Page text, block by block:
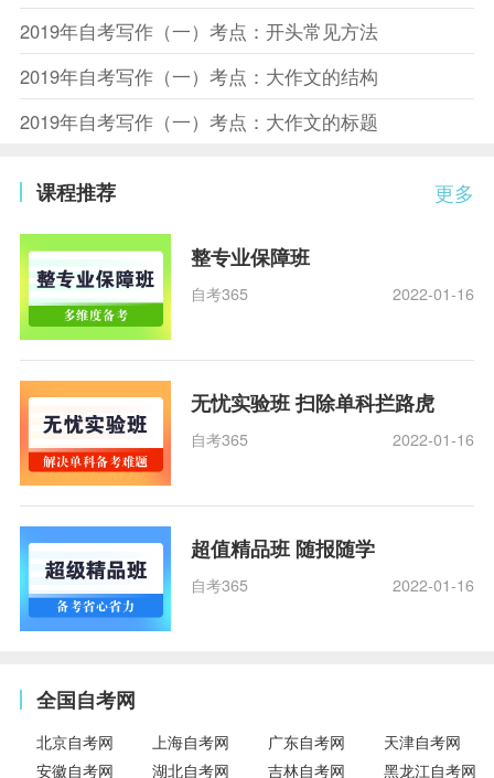
2019年自考写作（一）考点：开头常见方法
2019年自考写作（一）考点：大作文的结构
2019年自考写作（一）考点：大作文的标题
更多
课程推荐
整专业保障班
自考365 2022-01-16
无忧实验班 扫除单科拦路虎
自考365 2022-01-16
超值精品班 随报随学
自考365 2022-01-16
全国自考网
北京自考网 上海自考网 广东自考网
天津自考网
安徽自考网
湖北自考网 吉林自考网 黑龙江自考网